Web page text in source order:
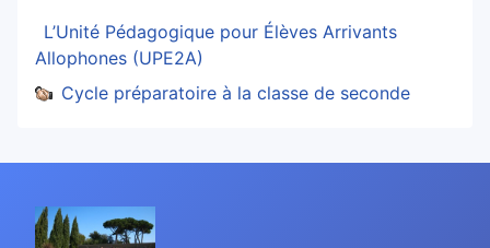
L’Unité Pédagogique pour Élèves Arrivants
Allophones (UPE2A)
Cycle préparatoire à la classe de seconde